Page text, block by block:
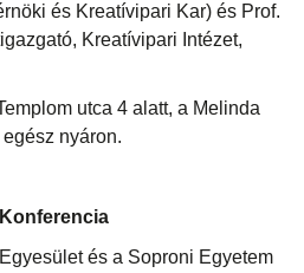
és Kreatívipari Kar) és Prof.
Kreatívipari Intézet,
utca 4 alatt, a Melinda
nyáron.
és a Soproni Egyetem